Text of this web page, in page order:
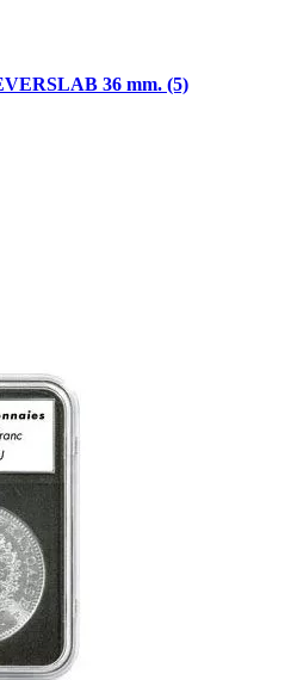
36 mm. (5)